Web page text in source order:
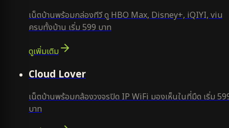
เน็ตบ้านพร้อมกล่องทีวี ดู HBO Max, Disney+, iQIYI, viu
ครบทั้งบ้าน เริ่ม 599 บาท
ดูเพิ่มเติม
Cloud Lover
เน็ตบ้านพร้อมกล้องวงจรปิด IP WiFi มองเห็นในที่มืด เริ่ม
บาท